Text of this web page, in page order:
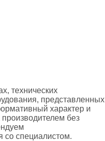
технических
представленных
характер и
без
со специалистом.